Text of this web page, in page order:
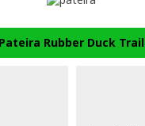
Pateira Rubber Duck Trail